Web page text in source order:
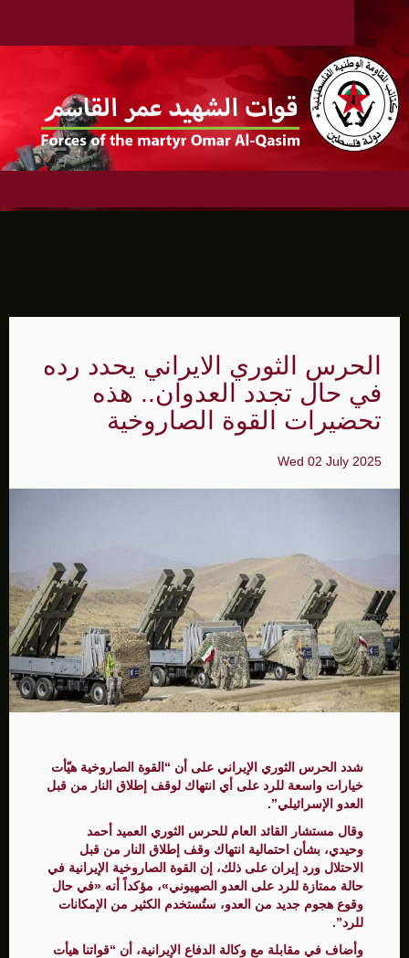
الحرس الثوري الايراني يحدد رده
في حال تجدد العدوان.. هذه
تحضيرات القوة الصاروخية
Wed 02 July 2025
شدد الحرس الثوري الإيراني على أن “القوة الصاروخية هيّأت
خيارات واسعة للرد على أي انتهاك لوقف إطلاق النار من قبل
العدو الإسرائيلي”.
وقال مستشار القائد العام للحرس الثوري العميد أحمد
وحيدي، بشأن احتمالية انتهاك وقف إطلاق النار من قبل
الاحتلال ورد إيران على ذلك، إن القوة الصاروخية الإيرانية في
حالة ممتازة للرد على العدو الصهيوني»، مؤكداً أنه «في حال
وقوع هجوم جديد من العدو، ستُستخدم الكثير من الإمكانات
للرد”.
وأضاف في مقابلة مع وكالة الدفاع الإيرانية، أن “قواتنا هيأت